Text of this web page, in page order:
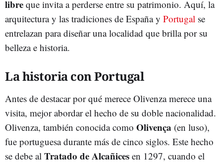
libre que invita a perderse entre su patrimonio. Aquí, la
arquitectura y las tradiciones de España y Portugal se
entrelazan para diseñar una localidad que brilla por su
belleza e historia.
La historia con Portugal
Antes de destacar por qué merece Olivenza merece una
visita, mejor abordar el hecho de su doble nacionalidad.
Olivenza, también conocida como Olivença (en luso),
fue portuguesa durante más de cinco siglos. Este hecho
se debe al Tratado de Alcañices en 1297, cuando el